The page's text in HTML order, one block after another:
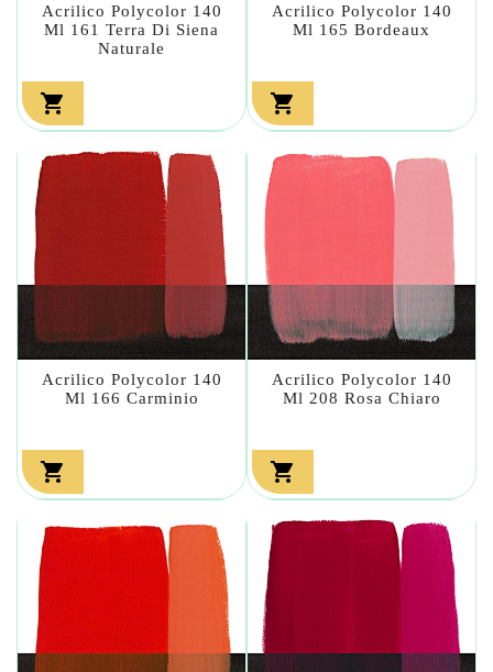
Acrilico Polycolor 140
Ml 161 Terra Di Siena
Naturale

Acrilico Polycolor 140
Ml 165 Bordeaux

Acrilico Polycolor 140
Ml 166 Carminio

Acrilico Polycolor 140
Ml 208 Rosa Chiaro
